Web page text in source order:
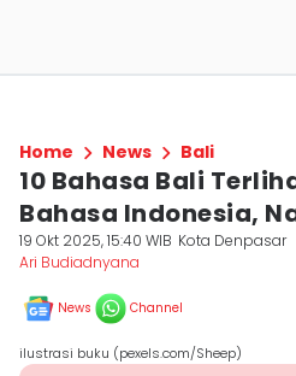
Home News Bali
10 Bahasa Bali
Bahasa Indonesia,
19 Okt 2025, 15:40 WIB Kota Denpasar
Ari Budiadnyana
News Channel
ilustrasi buku (pexels.com/Sheep)